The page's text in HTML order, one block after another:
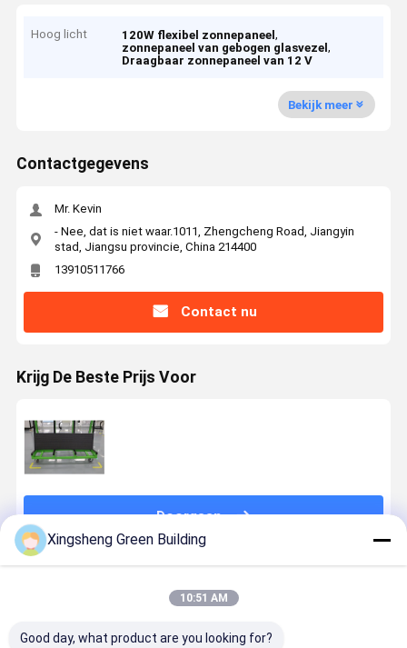
Hoog licht 120W flexibel zonnepaneel,
zonnepaneel van gebogen glasvezel,
Draagbaar zonnepaneel van 12 V
Bekijk meer
Contactgegevens
Mr. Kevin
- Nee, dat is niet waar.1011, Zhengcheng Road, Jiangyin
stad, Jiangsu provincie, China 214400
13910511766
Contact nu
Krijg De Beste Prijs Voor
Doorgaan
Xingsheng Green Building
10:51 AM
Good day, what product are you looking for?